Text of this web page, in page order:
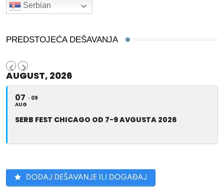
Serbian
PREDSTOJEĆA DEŠAVANJA
AUGUST, 2026
07
AUG
09
SERB FEST CHICAGO OD 7-9 AVGUSTA 2026